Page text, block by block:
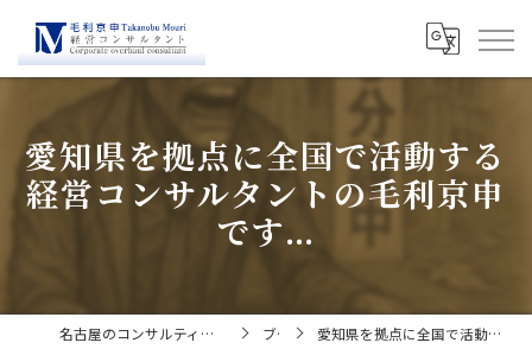
愛知県を拠点に全国で活動する
経営コンサルタントの毛利京申
です...
名古屋のコンサルティングなら経営コンサルタント毛利京申 ブログ 愛知県を拠点に全国で活動する経営コンサルタントの毛利京申です...